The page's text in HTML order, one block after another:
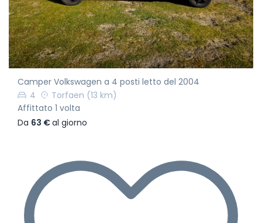
Camper Volkswagen a 4 posti letto del 2004
4
Torfaen (13 km)
Affittato 1 volta
Da 63 €al giorno